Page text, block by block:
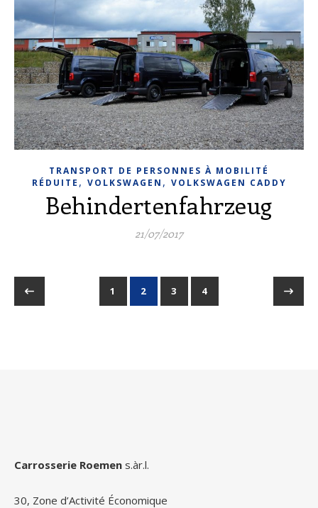
TRANSPORT DE PERSONNES À MOBILITÉ
RÉDUITE , VOLKSWAGEN , VOLKSWAGEN CADDY
Behindertenfahrzeug
21/07/2017
1 2 3 4
Carrosserie Roemen s.àr.l.
30, Zone d’Activité Économique